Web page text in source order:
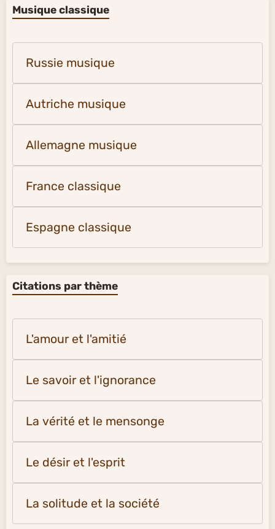
Musique classique
Russie musique
Autriche musique
Allemagne musique
France classique
Espagne classique
Citations par thème
L'amour et l'amitié
Le savoir et l'ignorance
La vérité et le mensonge
Le désir et l'esprit
La solitude et la société